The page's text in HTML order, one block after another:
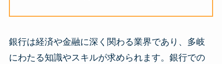
銀行は経済や金融に深く関わる業界であり、多岐
にわたる知識やスキルが求められます。銀行での